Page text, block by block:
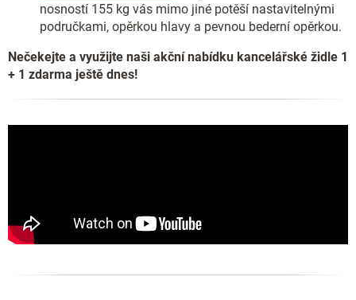
nosností 155 kg vás mimo jiné potěší nastavitelnými
područkami, opěrkou hlavy a pevnou bederní opěrkou.
Nečekejte a využijte naši akční nabídku kancelářské židle 1
+ 1 zdarma ještě dnes!